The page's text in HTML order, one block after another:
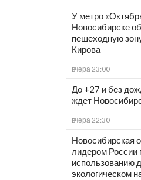
У метро
Новосибирске
пешеходную
Кирова
вчера 23:00
До +27 и без
ждет
вчера 22:30
Новосибирская
лидером России
использованию
экологическом